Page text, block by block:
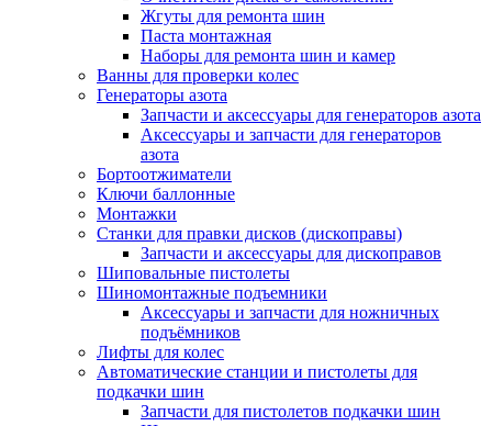
Жгуты для ремонта шин
Паста монтажная
Наборы для ремонта шин и камер
Ванны для проверки колес
Генераторы азота
Запчасти и аксессуары для генераторов азота
Аксессуары и запчасти для генераторов
азота
Бортоотжиматели
Ключи баллонные
Монтажки
Станки для правки дисков (дископравы)
Запчасти и аксессуары для дископравов
Шиповальные пистолеты
Шиномонтажные подъемники
Аксессуары и запчасти для ножничных
подъёмников
Лифты для колес
Автоматические станции и пистолеты для
подкачки шин
Запчасти для пистолетов подкачки шин